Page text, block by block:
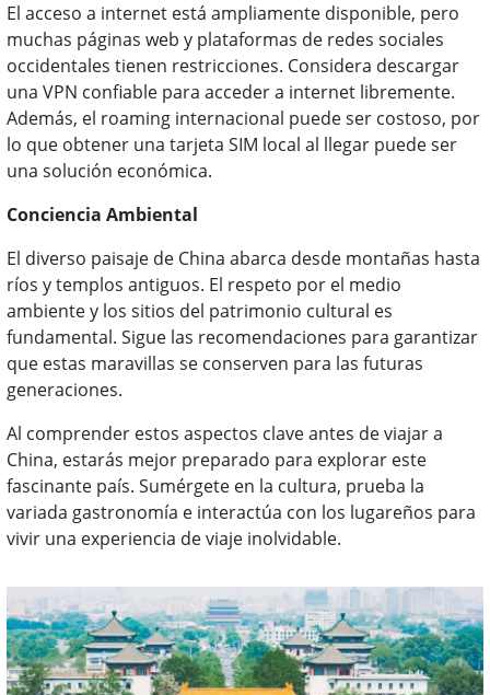
El acceso a internet está ampliamente disponible, pero
muchas páginas web y plataformas de redes sociales
occidentales tienen restricciones. Considera descargar
una VPN confiable para acceder a internet libremente.
Además, el roaming internacional puede ser costoso, por
lo que obtener una tarjeta SIM local al llegar puede ser
una solución económica.
Conciencia Ambiental
El diverso paisaje de China abarca desde montañas hasta
ríos y templos antiguos. El respeto por el medio
ambiente y los sitios del patrimonio cultural es
fundamental. Sigue las recomendaciones para garantizar
que estas maravillas se conserven para las futuras
generaciones.
Al comprender estos aspectos clave antes de viajar a
China, estarás mejor preparado para explorar este
fascinante país. Sumérgete en la cultura, prueba la
variada gastronomía e interactúa con los lugareños para
vivir una experiencia de viaje inolvidable.